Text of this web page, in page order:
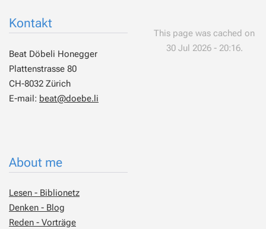
Kontakt
Beat Döbeli Honegger
Plattenstrasse 80
CH-8032 Zürich
E-mail: beat@doebe.li
About me
Lesen - Biblionetz
Denken - Blog
Reden - Vorträge
This page was cached on
30 Jul 2026 - 20:16.